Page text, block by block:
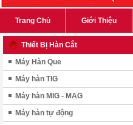
Trang Chủ Giới Thiệu
Thiết Bị Hàn Cắt
Máy Hàn Que
Máy hàn TIG
Máy hàn MIG - MAG
Máy hàn tự động